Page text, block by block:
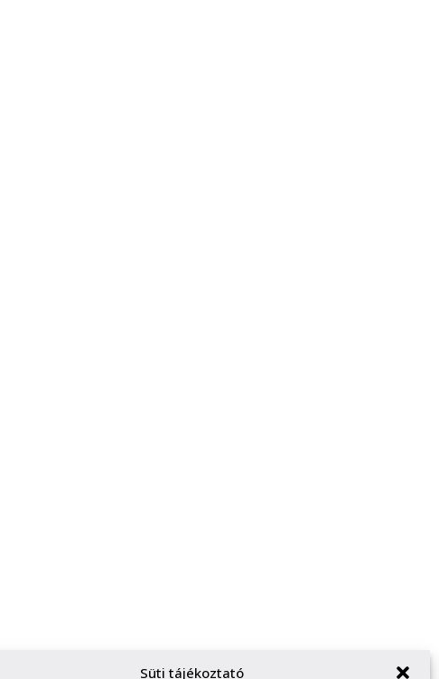
Süti tájékoztató